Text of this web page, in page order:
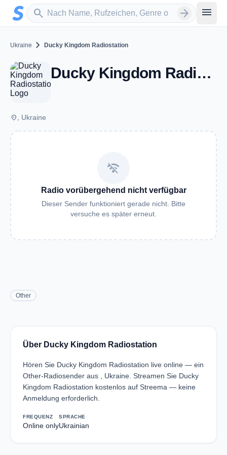
Zum Hauptinhalt springen
search
Sender suchen arrow_forward menu
Ukraine chevron_right Ducky Kingdom Radiostation
Ducky Kingdom Radiostation
place , Ukraine
wifi_off
Radio vorübergehend nicht verfügbar
Dieser Sender funktioniert gerade nicht. Bitte
versuche es später erneut.
Other
Über Ducky Kingdom Radiostation
Hören Sie Ducky Kingdom Radiostation live online — ein
Other-Radiosender aus , Ukraine. Streamen Sie Ducky
Kingdom Radiostation kostenlos auf Streema — keine
Anmeldung erforderlich.
FREQUENZ
Online only
SPRACHE
Ukrainian